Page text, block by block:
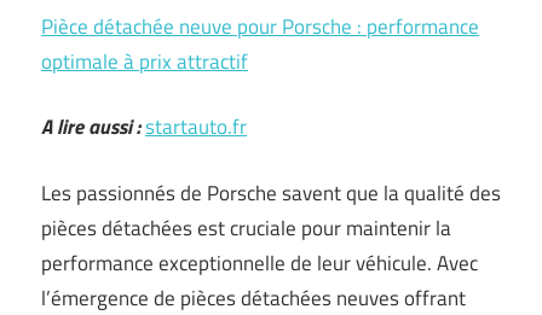
Pièce détachée neuve pour Porsche : performance
optimale à prix attractif
A lire aussi :startauto.fr
Les passionnés de Porsche savent que la qualité des
pièces détachées est cruciale pour maintenir la
performance exceptionnelle de leur véhicule. Avec
l’émergence de pièces détachées neuves offrant